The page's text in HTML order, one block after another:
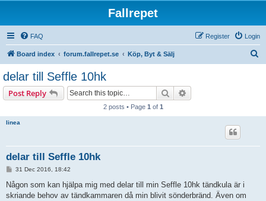
Fallrepet
FAQ Login
Register
Board index forum.fallrepet.se Köp, Byt & Sälj
delar till Seffle 10hk
Post Reply Search
2 posts • Page 1 of 1
linea
delar till Seffle 10hk
P
s
31 Dec 2016, 18:42
Någon som kan hjälpa mig med delar till min Seffle 10hk tändkula är i
skriande behov av tändkammaren då min blivit sönderbränd. Även om